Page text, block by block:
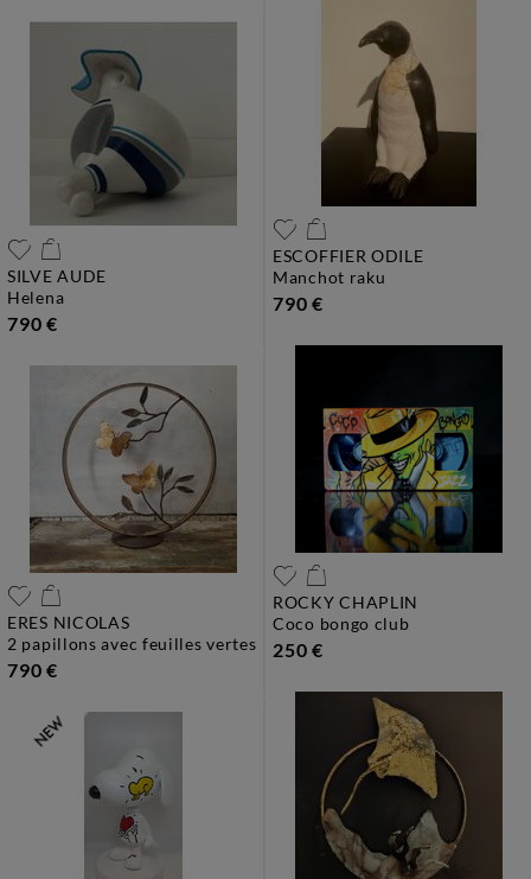
SILVE AUDE
helena
790 €
ESCOFFIER ODILE
manchot raku
790 €
ERES NICOLAS
2 papillons avec feuilles vertes
790 €
ROCKY CHAPLIN
coco bongo club
250 €